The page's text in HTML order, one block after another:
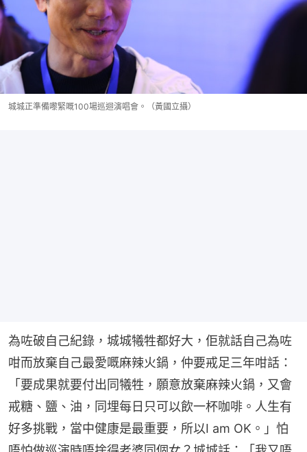
城城正準備嚟緊嘅100場巡迴演唱會。（黃國立攝）
為咗破自己紀錄，城城犧牲都好大，佢就話自己為咗
咁而放棄自己最愛嘅麻辣火鍋，仲要戒足三年咁話：
「要成果就要付出同犧牲，願意放棄麻辣火鍋，又會
戒糖、鹽、油，同埋每日只可以飲一杯咖啡。人生有
好多挑戰，當中健康是最重要，所以I am OK。」怕